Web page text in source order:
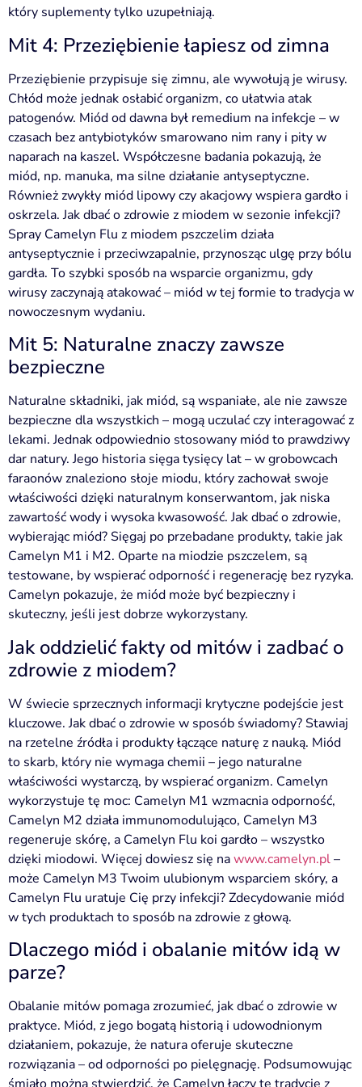
który suplementy tylko uzupełniają.
Mit 4: Przeziębienie łapiesz od zimna
Przeziębienie przypisuje się zimnu, ale wywołują je wirusy.
Chłód może jednak osłabić organizm, co ułatwia atak
patogenów. Miód od dawna był remedium na infekcje – w
czasach bez antybiotyków smarowano nim rany i pity w
naparach na kaszel. Współczesne badania pokazują, że
miód, np. manuka, ma silne działanie antyseptyczne.
Również zwykły miód lipowy czy akacjowy wspiera gardło i
oskrzela. Jak dbać o zdrowie z miodem w sezonie infekcji?
Spray Camelyn Flu z miodem pszczelim działa
antyseptycznie i przeciwzapalnie, przynosząc ulgę przy bólu
gardła. To szybki sposób na wsparcie organizmu, gdy
wirusy zaczynają atakować – miód w tej formie to tradycja w
nowoczesnym wydaniu.
Mit 5: Naturalne znaczy zawsze
bezpieczne
Naturalne składniki, jak miód, są wspaniałe, ale nie zawsze
bezpieczne dla wszystkich – mogą uczulać czy interagować z
lekami. Jednak odpowiednio stosowany miód to prawdziwy
dar natury. Jego historia sięga tysięcy lat – w grobowcach
faraonów znaleziono słoje miodu, który zachował swoje
właściwości dzięki naturalnym konserwantom, jak niska
zawartość wody i wysoka kwasowość. Jak dbać o zdrowie,
wybierając miód? Sięgaj po przebadane produkty, takie jak
Camelyn M1 i M2. Oparte na miodzie pszczelem, są
testowane, by wspierać odporność i regenerację bez ryzyka.
Camelyn pokazuje, że miód może być bezpieczny i
skuteczny, jeśli jest dobrze wykorzystany.
Jak oddzielić fakty od mitów i zadbać o
zdrowie z miodem?
W świecie sprzecznych informacji krytyczne podejście jest
kluczowe. Jak dbać o zdrowie w sposób świadomy? Stawiaj
na rzetelne źródła i produkty łączące naturę z nauką. Miód
to skarb, który nie wymaga chemii – jego naturalne
właściwości wystarczą, by wspierać organizm. Camelyn
wykorzystuje tę moc: Camelyn M1 wzmacnia odporność,
Camelyn M2 działa immunomodulująco, Camelyn M3
regeneruje skórę, a Camelyn Flu koi gardło – wszystko
dzięki miodowi. Więcej dowiesz się nawww.camelyn.pl–
może Camelyn M3 Twoim ulubionym wsparciem skóry, a
Camelyn Flu uratuje Cię przy infekcji? Zdecydowanie miód
w tych produktach to sposób na zdrowie z głową.
Dlaczego miód i obalanie mitów idą w
parze?
Obalanie mitów pomaga zrozumieć, jak dbać o zdrowie w
praktyce. Miód, z jego bogatą historią i udowodnionym
działaniem, pokazuje, że natura oferuje skuteczne
rozwiązania – od odporności po pielęgnację. Podsumowując